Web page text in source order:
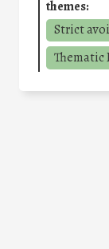
themes:
Strict
Thematic